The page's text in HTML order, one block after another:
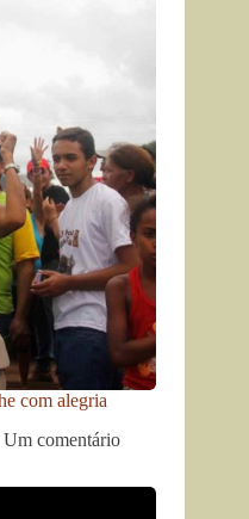
com alegria
Um comentário